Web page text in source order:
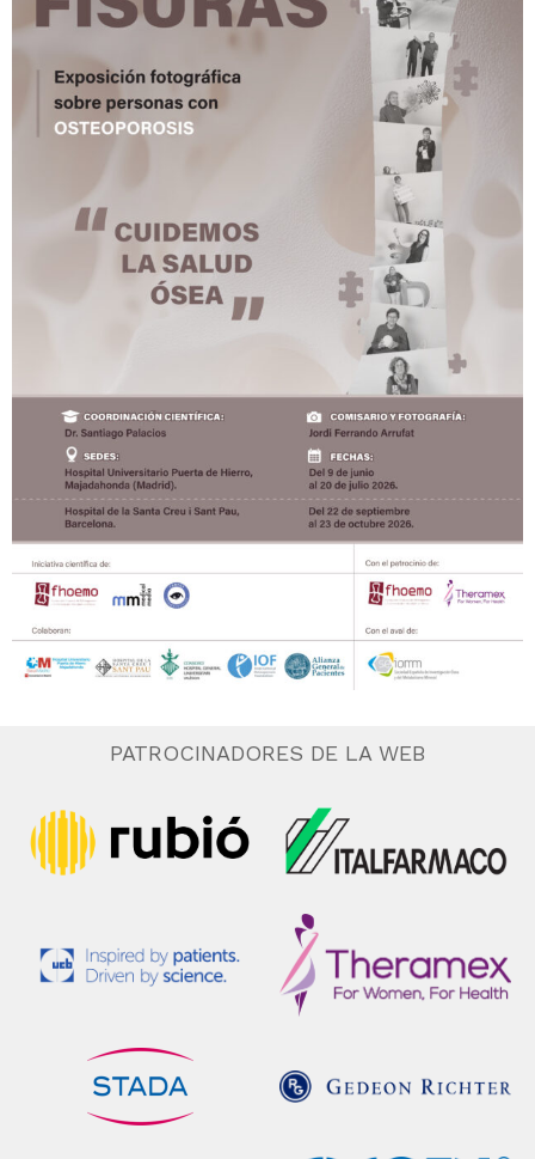
PATROCINADORES DE LA WEB